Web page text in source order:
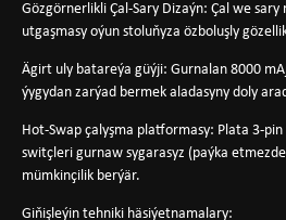
Gözgörnerlikli Çal-Sary Dizaýn: Çal we
utgaşmasy oýun stoluňyza özboluşly
Ägirt uly batareýa güýji: Gurnalan 8000
ýygydan zarýad bermek aladasyny doly
Hot-Swap çalyşma platformasy: Plata 3-
switçleri gurnaw sygarasyz (paýka
mümkinçilik berýär.
Giňişleýin tehniki häsiýetnamalary: